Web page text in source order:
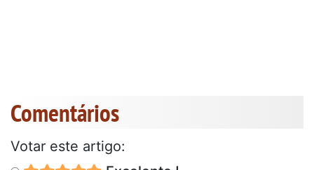
Comentários
Votar este artigo: